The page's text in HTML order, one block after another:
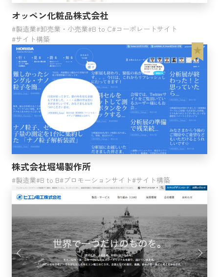
オッペン化粧品株式会社
製造業 卸売業・小売業 B to C コーポレートサイト
サイト構築
株式会社堀場製作所
製造業 B to B プロモーションサイト サイト構築